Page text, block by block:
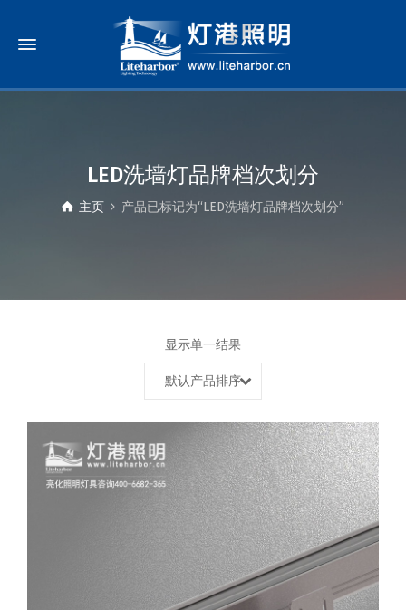
LED洗墙灯品牌档次划分
主页 产品已标记为“LED洗墙灯品牌档次划分”
显示单一结果
默认产品排序